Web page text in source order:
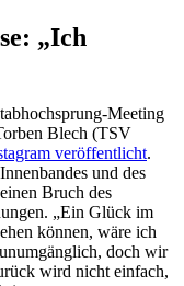
„Ich
Meeting
Blech (TSV
veröffentlicht.
und des
Bruch des
„Ein Glück im
können, wäre ich
doch wir
wird nicht einfach,